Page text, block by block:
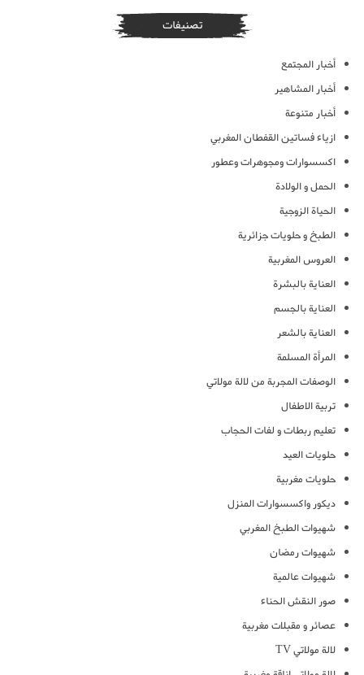
تصنيفات
أخبار المجتمع
أخبار المشاهير
أخبار متنوعة
ازياء فساتين القفطان المغربي
اكسسوارات ومجوهرات وعطور
الحمل و الولادة
الحياة الزوجية
الطبخ و حلويات جزائرية
العروس المغربية
العناية بالبشرة
العناية بالجسم
العناية بالشعر
المرأة المسلمة
الوصفات المجربة من لالة مولاتي
تربية الاطفال
تعليم ربطات و لفات الحجاب
حلويات العيد
حلويات مغربية
ديكور واكسسوارات المنزل
شهيوات الطبخ المغربي
شهيوات رمضان
شهيوات عالمية
صور النقش الحناء
عصائر و مقبلات مغربية
لالة مولاتي TV